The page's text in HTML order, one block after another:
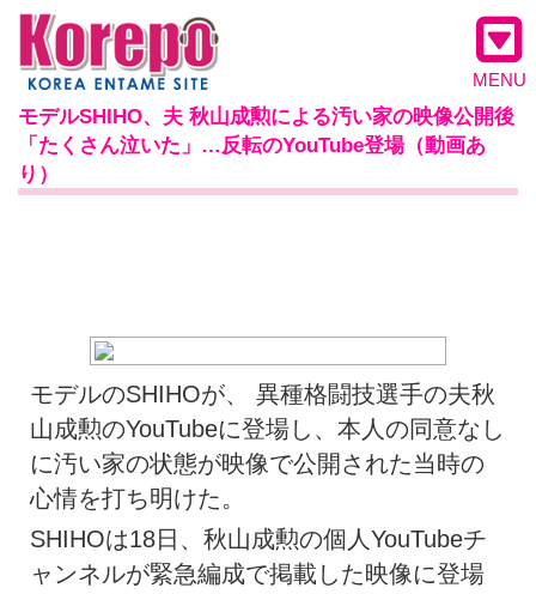
MENU
モデルSHIHO、夫 秋山成勲による汚い家の映像公開後
「たくさん泣いた」…反転のYouTube登場（動画あ
り）
モデルのSHIHOが、 異種格闘技選手の夫秋
山成勲のYouTubeに登場し、本人の同意なし
に汚い家の状態が映像で公開された当時の
心情を打ち明けた。
SHIHOは18日、秋山成勲の個人YouTubeチ
ャンネルが緊急編成で掲載した映像に登場